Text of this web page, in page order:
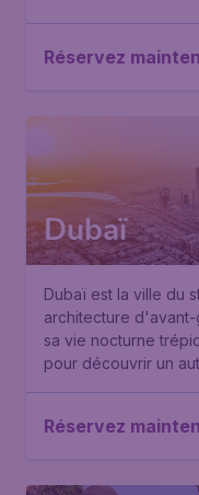
Réservez
Dubaï
Dubaï est la ville du
architecture
sa vie nocturne
pour découvrir un
Réservez